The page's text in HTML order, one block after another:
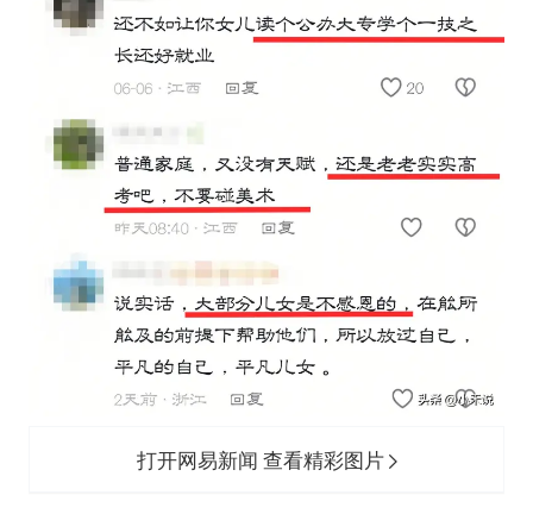
打开网易新闻 查看精彩图片